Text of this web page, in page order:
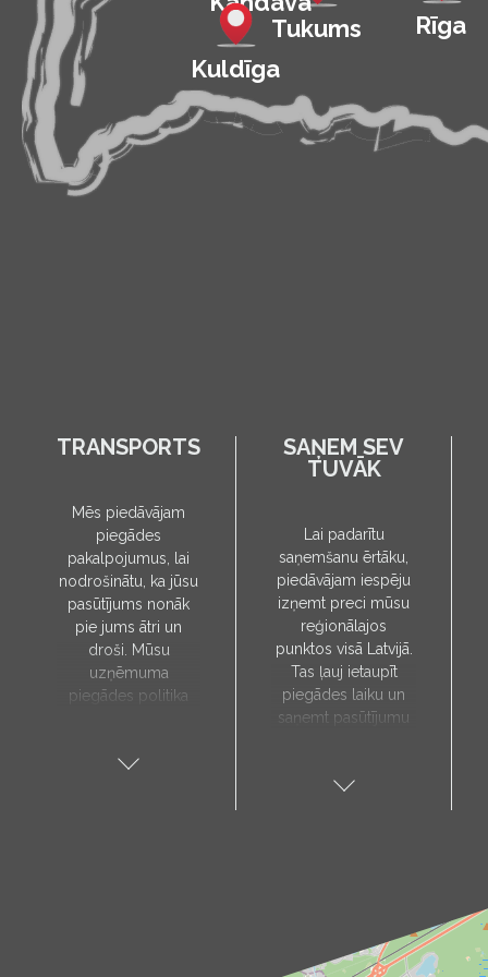
Tukums
Rīga
Kuldīga
TRANSPORTS
Mēs piedāvājam
piegādes
pakalpojumus, lai
nodrošinātu, ka jūsu
pasūtījums nonāk
pie jums ātri un
droši. Mūsu
uzņēmuma
piegādes politika
uz jūsu norādīto
SAŅEM SEV
TUVĀK
Lai padarītu
saņemšanu ērtāku,
piedāvājam iespēju
izņemt preci mūsu
reģionālajos
punktos visā Latvijā.
Tas ļauj ietaupīt
piegādes laiku un
saņemt pasūtījumu
saņemšanas punkti:
Saulkrasti, Talsi,
Tukums, Valka,